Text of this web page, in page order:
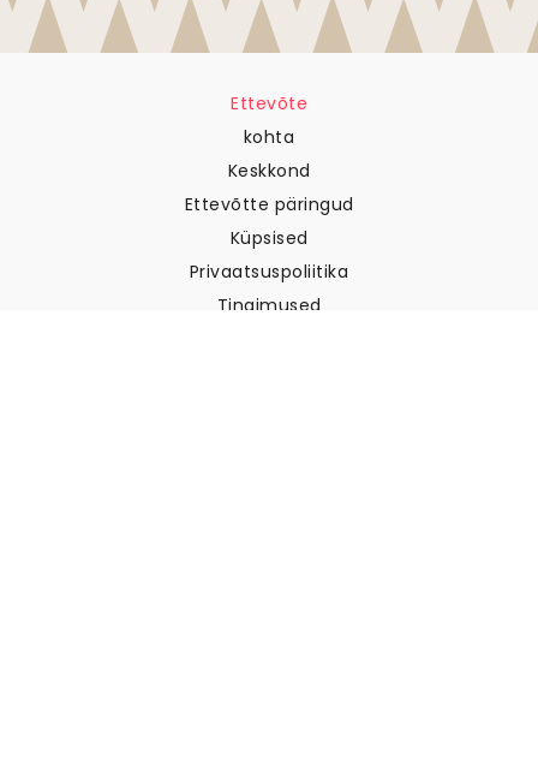
Ettevõte
kohta
Keskkond
Ettevõtte päringud
Küpsised
Privaatsuspoliitika
Tingimused